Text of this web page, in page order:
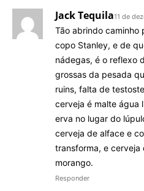
Jack Tequila11 de
Tão abrindo caminho
copo Stanley, e de
nádegas, é o reflexo
grossas da pesada
ruins, falta de
cerveja é malte água
erva no lugar do
cerveja de alface e
transforma, e cerveja
morango.
Responder